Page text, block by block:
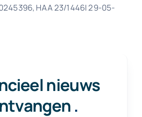
HAA 23/1446| 29-05-
nieuws
.